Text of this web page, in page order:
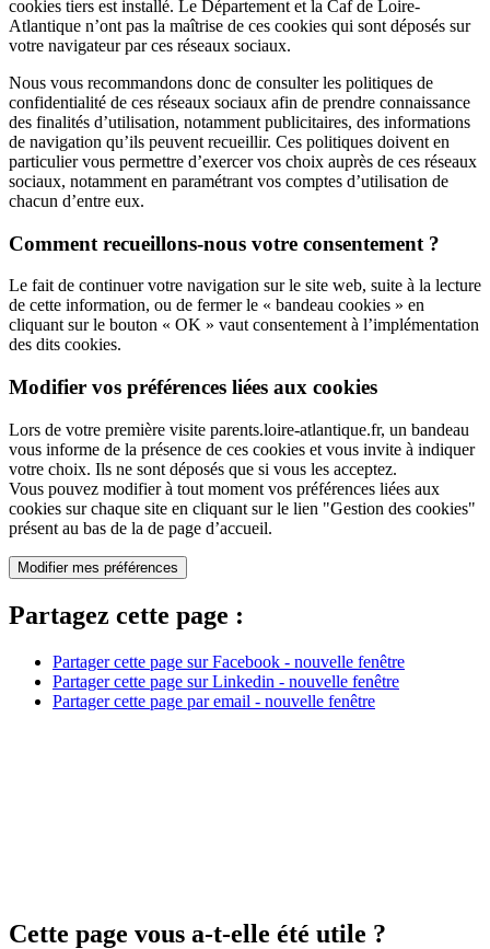
cookies tiers est installé. Le Département et la Caf de Loire-
Atlantique n’ont pas la maîtrise de ces cookies qui sont déposés sur
votre navigateur par ces réseaux sociaux.
Nous vous recommandons donc de consulter les politiques de
confidentialité de ces réseaux sociaux afin de prendre connaissance
des finalités d’utilisation, notamment publicitaires, des informations
de navigation qu’ils peuvent recueillir. Ces politiques doivent en
particulier vous permettre d’exercer vos choix auprès de ces réseaux
sociaux, notamment en paramétrant vos comptes d’utilisation de
chacun d’entre eux.
Comment recueillons-nous votre consentement ?
Le fait de continuer votre navigation sur le site web, suite à la lecture
de cette information, ou de fermer le « bandeau cookies » en
cliquant sur le bouton « OK » vaut consentement à l’implémentation
des dits cookies.
Modifier vos préférences liées aux cookies
Lors de votre première visite parents.loire-atlantique.fr, un bandeau
vous informe de la présence de ces cookies et vous invite à indiquer
votre choix. Ils ne sont déposés que si vous les acceptez.
Vous pouvez modifier à tout moment vos préférences liées aux
cookies sur chaque site en cliquant sur le lien "Gestion des cookies"
présent au bas de la de page d’accueil.
Modifier mes préférences
Partagez cette page :
Partager cette page sur Facebook - nouvelle fenêtre
Partager cette page sur Linkedin - nouvelle fenêtre
Partager cette page par email - nouvelle fenêtre
Cette page vous a-t-elle été utile ?